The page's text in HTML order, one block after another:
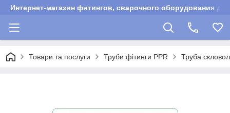
Интернет-магазин фитингов, сварочного оборудования
Товари та послуги Труби фітинги PPR Труба